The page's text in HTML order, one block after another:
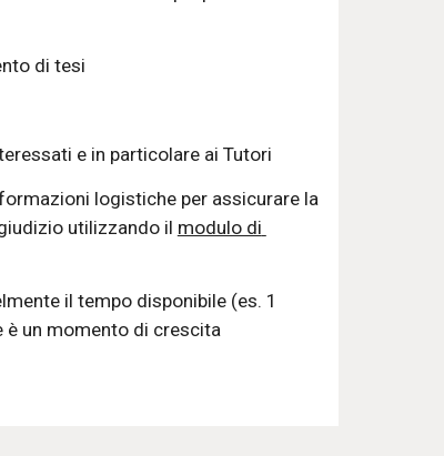
di tesi
e in particolare ai Tutori
logistiche per assicurare la
utilizzando il modulo di
il tempo disponibile (es. 1
un momento di crescita